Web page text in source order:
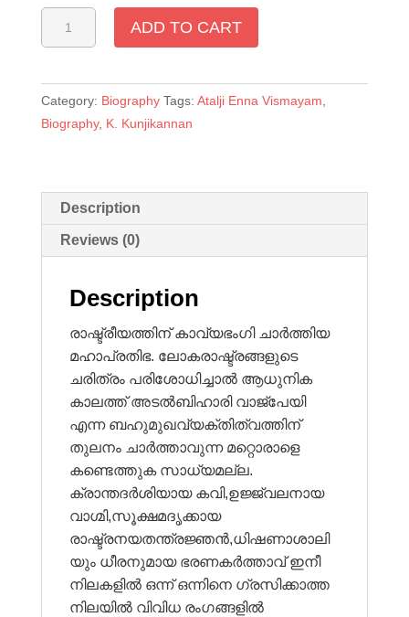
Atlji
Enna
എന്ന
വിസ്മയം-
quantity
ADD TO CART
Category: Biography Tags: Atalji Enna Vismayam,
Biography, K. Kunjikannan
Description
Reviews (0)
Description
രാഷ്ട്രീയത്തിന് കാവ്യഭംഗി ചാർത്തിയ
മഹാപ്രതിഭ. ലോകരാഷ്ട്രങ്ങളുടെ
ചരിത്രം പരിശോധിച്ചാൽ ആധുനിക
കാലത്ത് അടൽബിഹാരി വാജ്‌പേയി
എന്ന ബഹുമുഖവ്യക്തിത്വത്തിന്
തുലനം ചാർത്താവുന്ന മറ്റൊരാളെ
കണ്ടെത്തുക സാധ്യമല്ല.
ക്രാന്തദർശിയായ കവി,ഉജ്ജ്വലനായ
വാഗ്മി,സൂക്ഷമദൃക്കായ
രാഷ്ട്രനയതന്ത്രജ്ഞൻ,ധിഷണാശാലി
യും ധീരനുമായ ഭരണകർത്താവ് ഇനീ
നിലകളിൽ ഒന്ന് ഒന്നിനെ ഗ്രസിക്കാത്ത
നിലയിൽ വിവിധ രംഗങ്ങളിൽ